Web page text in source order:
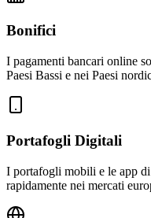
Bonifici
I pagamenti bancari online
Paesi Bassi e nei Paesi
Portafogli Digitali
I portafogli mobili e le app
rapidamente nei mercati